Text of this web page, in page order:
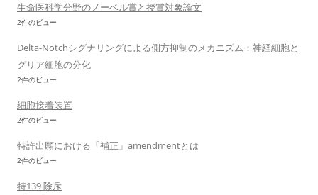
生命医科学分野のノーベル賞と授賞対象論文
2件のビュー
Delta-Notchシグナリングによる側方抑制のメカニズム：神経細胞と
グリア細胞の分化
2件のビュー
細胞接着装置
2件のビュー
特許出願における「補正」amendmentとは
2件のビュー
特139 除斥